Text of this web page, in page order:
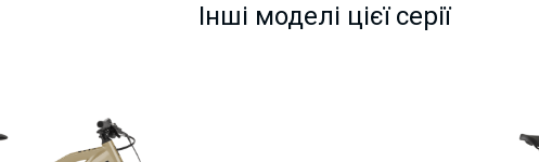
Інші моделі цієї серії